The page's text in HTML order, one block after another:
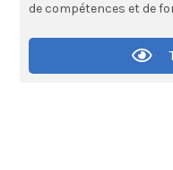
de compétences et de